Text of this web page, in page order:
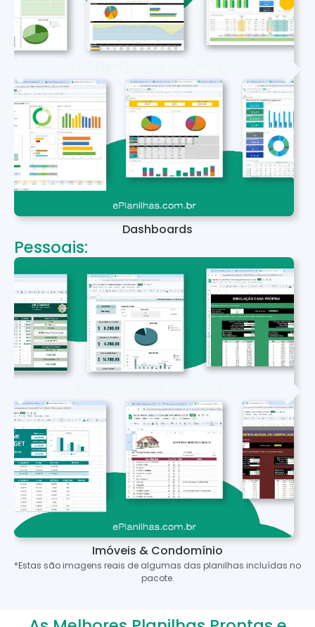
Dashboards
Pessoais:
Imóveis & Condomínio
*Estas são imagens reais de algumas das planilhas incluídas no
pacote.